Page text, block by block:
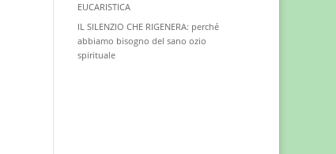
EUCARISTICA
IL SILENZIO CHE RIGENERA: perché
abbiamo bisogno del sano ozio
spirituale